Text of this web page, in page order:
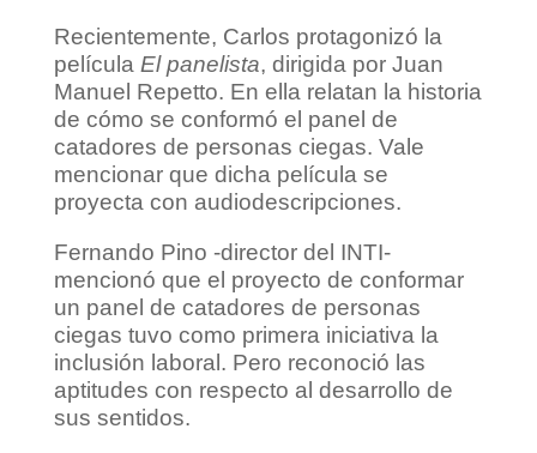
Recientemente, Carlos protagonizó la
película El panelista, dirigida por Juan
Manuel Repetto. En ella relatan la historia
de cómo se conformó el panel de
catadores de personas ciegas. Vale
mencionar que dicha película se
proyecta con audiodescripciones.
Fernando Pino -director del INTI-
mencionó que el proyecto de conformar
un panel de catadores de personas
ciegas tuvo como primera iniciativa la
inclusión laboral. Pero reconoció las
aptitudes con respecto al desarrollo de
sus sentidos.